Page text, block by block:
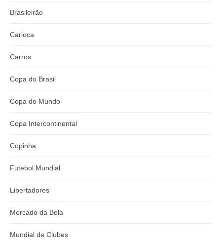
Brasileirão
Carioca
Carros
Copa do Brasil
Copa do Mundo
Copa Intercontinental
Copinha
Futebol Mundial
Libertadores
Mercado da Bola
Mundial de Clubes